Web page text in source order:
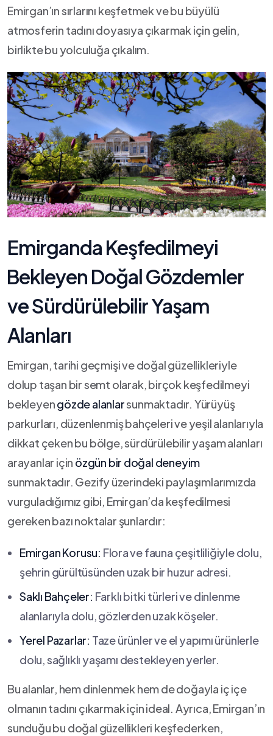
Emirgan’ın sırlarını keşfetmek ve bu‌ büyülü
atmosferin tadını doyasıya çıkarmak‌ için‌ gelin,
birlikte bu yolculuğa çıkalım.
Emirganda Keşfedilmeyi
⁣Bekleyen Doğal⁢ Gözdemler
ve Sürdürülebilir Yaşam⁤
Alanları
Emirgan, tarihi geçmişi ve doğal güzellikleriyle
dolup taşan bir semt olarak, birçok keşfedilmeyi
bekleyengözde alanlarsunmaktadır. Yürüyüş​
parkurları, düzenlenmiş bahçeleri​ ve yeşil alanlarıyla
dikkat çeken bu bölge, ​sürdürülebilir yaşam ⁣alanları
arayanlar için özgün bir⁤ doğal ‍deneyim
sunmaktadır. Gezify ⁢üzerindeki‌ paylaşımlarımızda
vurguladığımız gibi, Emirgan’da keşfedilmesi‍
gereken bazı noktalar şunlardır:
Emirgan Korusu: Flora⁣ ve fauna çeşitliliğiyle dolu,
şehrin ‍gürültüsünden‌ uzak bir huzur adresi.
Saklı⁣ Bahçeler: ‍Farklı bitki türleri ve dinlenme
alanlarıyla dolu, gözlerden uzak köşeler.
Yerel Pazarlar: Taze ürünler ve el ‍yapımı ⁢ürünlerle
dolu, sağlıklı yaşamı destekleyen yerler.
Bu alanlar, hem dinlenmek hem de​ doğayla iç‍ içe
olmanın tadını çıkarmak için ideal.​ Ayrıca, Emirgan’ın
sunduğu bu‌ doğal güzellikleri keşfederken,